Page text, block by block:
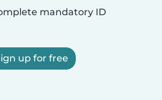
mandatory ID
up for free